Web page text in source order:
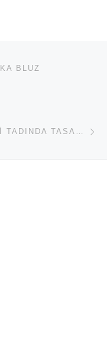
BLUZ
VICTOR&ROLF VE SANAT ESERI TADINDA TASARIMLAR